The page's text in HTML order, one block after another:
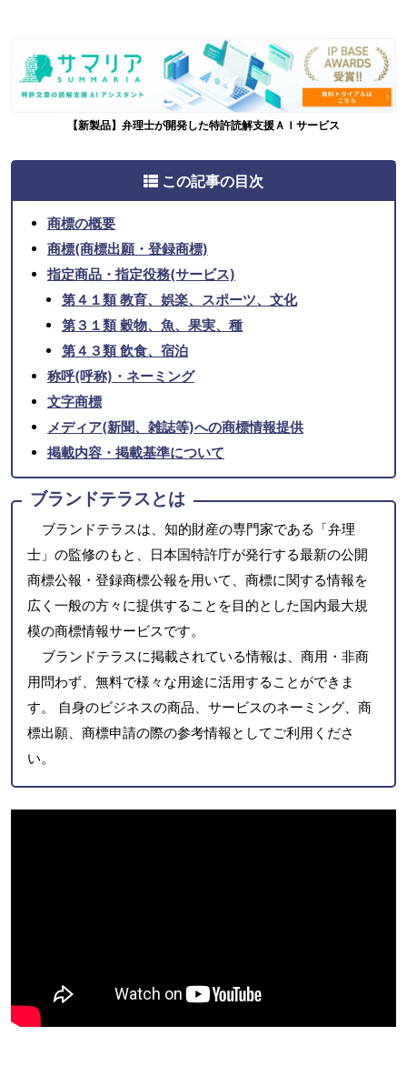
【新製品】弁理士が開発した特許読解支援ＡＩサービス
この記事の目次
商標の概要
商標(商標出願・登録商標)
指定商品・指定役務(サービス)
第４１類 教育、娯楽、スポーツ、文化
第３１類 穀物、魚、果実、種
第４３類 飲食、宿泊
称呼(呼称)・ネーミング
文字商標
メディア(新聞、雑誌等)への商標情報提供
掲載内容・掲載基準について
ブランドテラスとは
ブランドテラスは、知的財産の専門家である「弁理
士」の監修のもと、日本国特許庁が発行する最新の公開
商標公報・登録商標公報を用いて、商標に関する情報を
広く一般の方々に提供することを目的とした国内最大規
模の商標情報サービスです。
ブランドテラスに掲載されている情報は、商用・非商
用問わず、無料で様々な用途に活用することができま
す。 自身のビジネスの商品、サービスのネーミング、商
標出願、商標申請の際の参考情報としてご利用くださ
い。